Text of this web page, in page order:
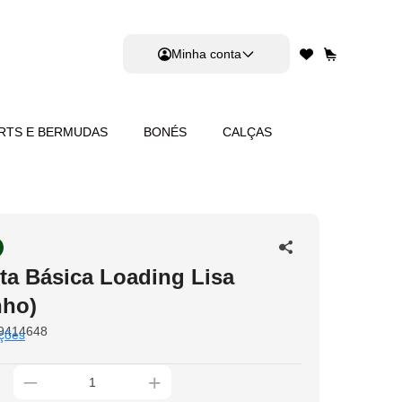
Minha conta
E BERMUDAS BONÉS CALÇAS
Básica Loading Lisa
_ +